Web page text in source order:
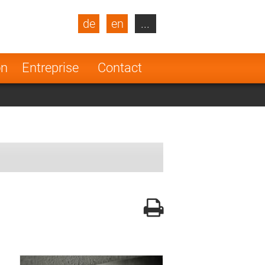
Entreprise Contact
de en
Turkey
Netherlands
...